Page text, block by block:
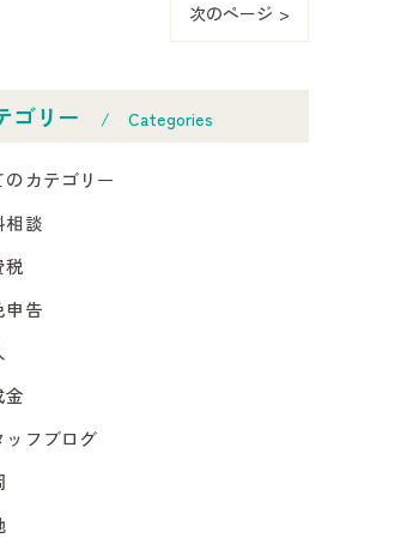
次のページ >
ゴリー Categories
のカテゴリー
相談
税
申告
金
ッフブログ